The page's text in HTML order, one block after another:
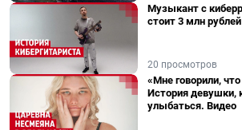
Музыкант с
стоит 3 млн
20 просмотров
«Мне говорили,
История девушки,
улыбаться. Видео